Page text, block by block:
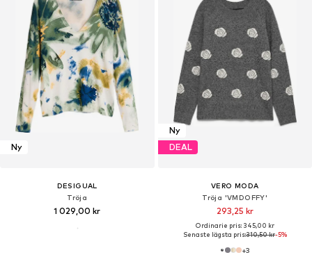
Ny
DESIGUAL
Tröja
1 029,00 kr
Ny
DEAL
VERO MODA
Tröja 'VMDOFFY'
293,25 kr
Ordinarie pris: 345,00 kr
Senaste lägsta pris:310,50 kr-5%
+3